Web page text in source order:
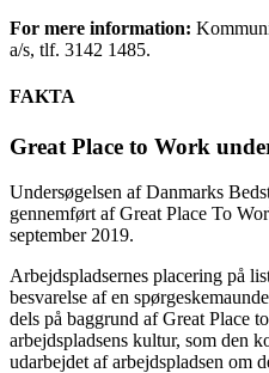
For mere information:
a/s, tlf. 3142 1485.
FAKTA
Great Place to Work
Undersøgelsen af Danmarks
gennemført af Great Place To
september 2019.
Arbejdspladsernes placering på
besvarelse af en
dels på baggrund af Great Place
arbejdspladsens kultur, som den
udarbejdet af arbejdspladsen om